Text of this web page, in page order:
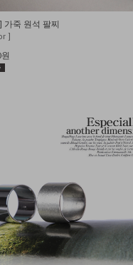
가죽 원석 팔찌
]